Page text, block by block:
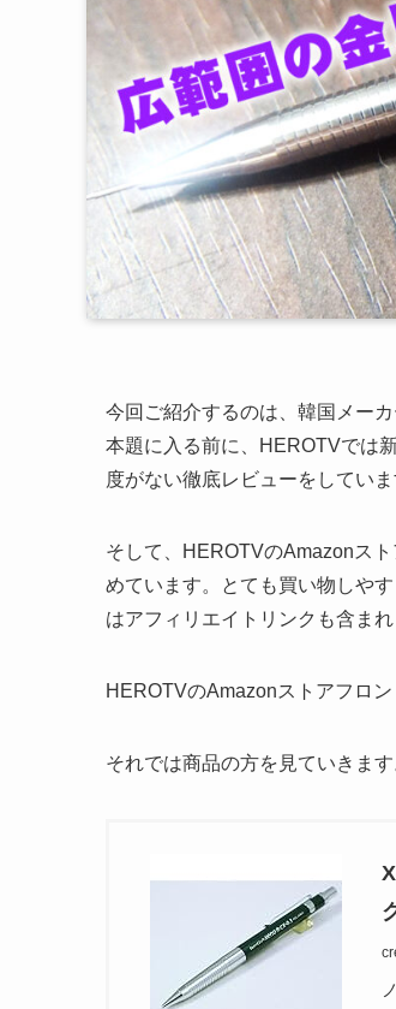
今回ご紹介するのは、韓国メー
本題に入る前に、HEROTVでは
度がない徹底レビューをしてい
そして、HEROTVのAmazonス
めています。とても買い物しや
はアフィリエイトリンクも含まれ
HEROTVのAmazonストアフロ
それでは商品の方を見ていきます